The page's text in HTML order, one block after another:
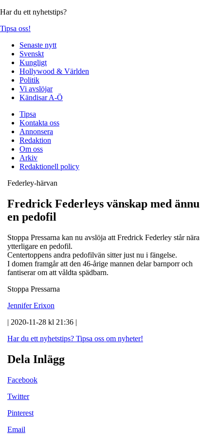
Har du ett nyhetstips?
Tipsa oss!
Senaste nytt
Svenskt
Kungligt
Hollywood & Världen
Politik
Vi avslöjar
Kändisar A-Ö
Tipsa
Kontakta oss
Annonsera
Redaktion
Om oss
Arkiv
Redaktionell policy
Federley-härvan
Fredrick Federleys vänskap med ännu
en pedofil
Stoppa Pressarna kan nu avslöja att Fredrick Federley står nära
ytterligare en pedofil.
Centertoppens andra pedofilvän sitter just nu i fängelse.
I domen framgår att den 46-årige mannen delar barnporr och
fantiserar om att våldta spädbarn.
Stoppa Pressarna
Jennifer Erixon
| 2020-11-28 kl 21:36 |
Har du ett nyhetstips? Tipsa oss om nyheter!
Dela Inlägg
Facebook
Twitter
Pinterest
Email